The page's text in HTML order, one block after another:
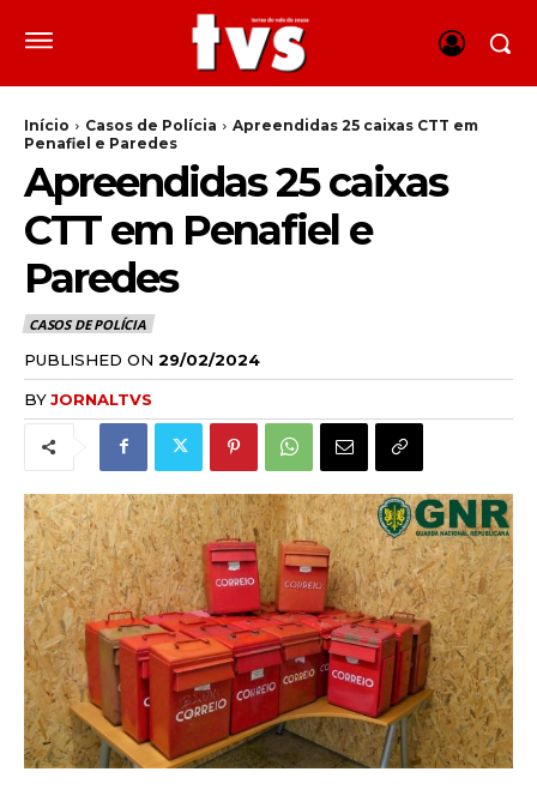
Início Casos de Polícia
Apreendidas 25 caixas CTT em
Penafiel e Paredes
Apreendidas 25 caixas
CTT em Penafiel e
Paredes
CASOS DE POLÍCIA
PUBLISHED ON 29/02/2024
BYJORNALTVS